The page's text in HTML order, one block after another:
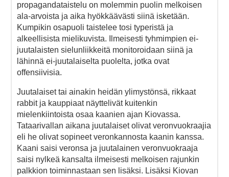
propagandataistelu on molemmin puolin melkoisen
ala-arvoista ja aika hyökkäävästi siinä isketään.
Kumpikin osapuoli taistelee tosi typeristä ja
alkeellisista mielikuvista. Ilmeisesti tyhmimpien ei-
juutalaisten sielunliikkeitä monitoroidaan siinä ja
lähinnä ei-juutalaiselta puolelta, jotka ovat
offensiivisia.
Juutalaiset tai ainakin heidän ylimystönsä, rikkaat
rabbit ja kauppiaat näyttelivät kuitenkin
mielenkiintoista osaa kaanien ajan Kiovassa.
Tataarivallan aikana juutalaiset olivat veronvuokraajia
eli he olivat sopineet veronkannosta kaanin kanssa.
Kaani saisi veronsa ja juutalainen veronvuokraaja
saisi nylkeä kansalta ilmeisesti melkoisen rajunkin
palkkion toiminnastaan sen lisäksi. Lisäksi Kiovan